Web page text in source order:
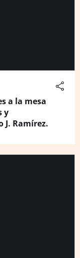
a la mesa
y
Ramírez.